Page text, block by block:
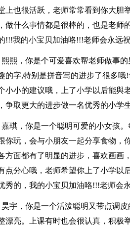
上也很活跃，老师常常看到你大胆
做什么事情都是很棒的，也是老师
!!!我的小宝贝加油咯!!!老师会永远
熙熙，你是个可爱喜欢帮老师做事
的字,特别是拼音写的进步了很多
小小的建议哦，上了小学以后能與
争取更大的进步做一名优秀的小学
嘉琪，你是一个聪明可爱的小女孩
你玩，会与小朋友一起分享食物，
方面都有了明显的进步，喜欢画画
点分心哦，老师希望你上了小学以
秀的，我的小宝贝加油咯!!!老师会
昊宇，你是一个活泼聪明又带点调
漂亮。上课有时也会很认真，积极